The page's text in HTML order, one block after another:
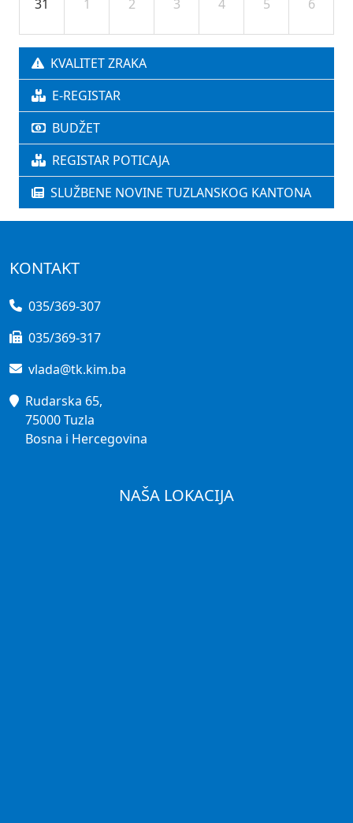
31 1 2 3 4 5 6
KVALITET ZRAKA
E-REGISTAR
BUDŽET
REGISTAR POTICAJA
SLUŽBENE NOVINE TUZLANSKOG KANTONA
KONTAKT
035/369-307
035/369-317
vlada@tk.kim.ba
Rudarska 65,
75000 Tuzla
Bosna i Hercegovina
NAŠA LOKACIJA